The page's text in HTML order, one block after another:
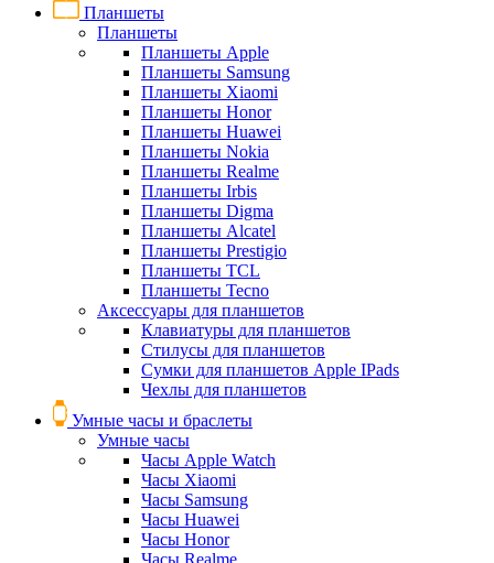
Планшеты
Планшеты
Планшеты Apple
Планшеты Samsung
Планшеты Xiaomi
Планшеты Honor
Планшеты Huawei
Планшеты Nokia
Планшеты Realme
Планшеты Irbis
Планшеты Digma
Планшеты Alcatel
Планшеты Prestigio
Планшеты TCL
Планшеты Tecno
Аксессуары для планшетов
Клавиатуры для планшетов
Стилусы для планшетов
Сумки для планшетов Apple IPads
Чехлы для планшетов
Умные часы и браслеты
Умные часы
Часы Apple Watch
Часы Xiaomi
Часы Samsung
Часы Huawei
Часы Honor
Часы Realme